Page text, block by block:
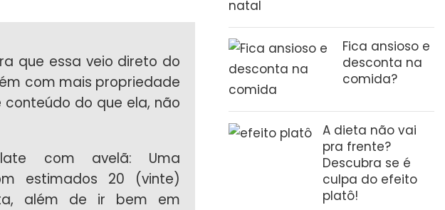
que essa veio direto do
com mais propriedade
do que ela, não
com avelã: Uma
estimados 20 (vinte)
além de ir bem em
Fica ansioso e
desconta na
comida?
A dieta não vai
pra frente?
Descubra se é
culpa do efeito
platô!